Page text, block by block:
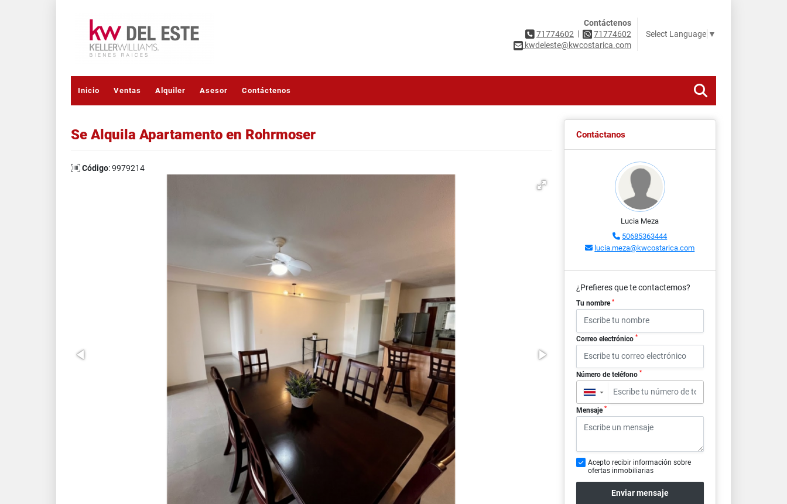
Contáctenos
71774602 |
71774602
kwdeleste@kwcostarica.com
Select Language ▼
Inicio Ventas Alquiler Asesor Contáctenos
Se Alquila Apartamento en Rohrmoser
Código: 9979214
Contáctanos
Lucia Meza
50685363444
lucia.meza@kwcostarica.com
¿Prefieres que te contactemos?
Tu nombre *
Correo electrónico *
Número de teléfono *
▼
Mensaje *
Acepto recibir información sobre
ofertas inmobiliarias
Enviar mensaje